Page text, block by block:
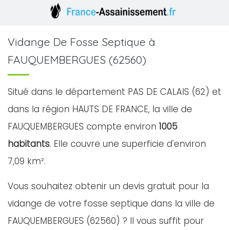
Vidange De Fosse Septique à
FAUQUEMBERGUES (62560)
Situé dans le département PAS DE CALAIS (62) et
dans la région HAUTS DE FRANCE, la ville de
FAUQUEMBERGUES compte environ 1005
habitants. Elle couvre une superficie d'environ
7,09 km².
Vous souhaitez obtenir un devis gratuit pour la
vidange de votre fosse septique dans la ville de
FAUQUEMBERGUES (62560) ? Il vous suffit pour